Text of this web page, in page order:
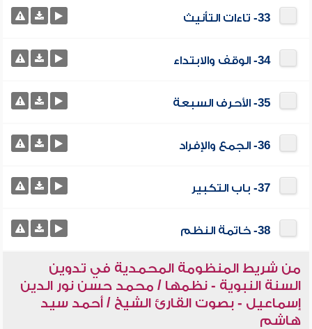
33- تاءات التأنيث
34- الوقف والابتداء
35- الأحرف السبعة
36- الجمع والإفراد
37- باب التكبير
38- خاتمة النظم
من شريط المنظومة المحمدية في تدوين
السنة النبوية - نظمها / محمد حسن نور الدين
إسماعيل - بصوت القارئ الشيخ / أحمد سيد
هاشم